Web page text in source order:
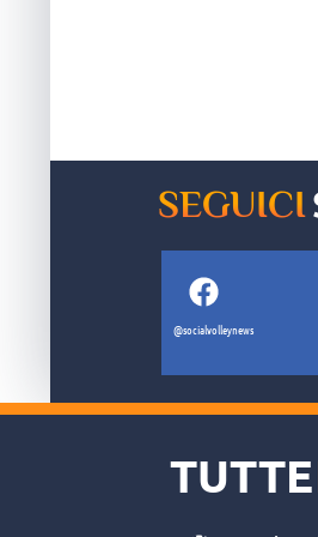
SEGUICI
@socialvolleynews
TUTTE